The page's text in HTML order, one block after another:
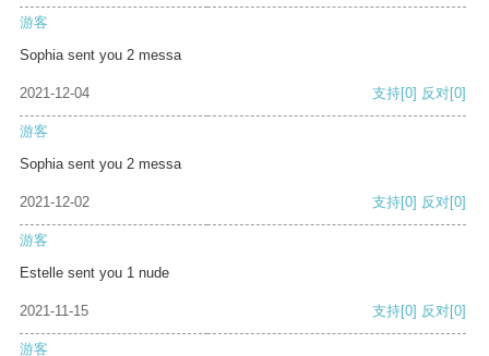
游客
Sophia sent you 2 messa
2021-12-04 支持[0] 反对[0]
游客
Sophia sent you 2 messa
2021-12-02 支持[0] 反对[0]
游客
Estelle sent you 1 nude
2021-11-15 支持[0] 反对[0]
游客